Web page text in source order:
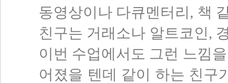
동영상이나 다큐멘터리, 책
친구는 거래소나 알트코인,
이번 수업에서도 그런 느낌
어졌을 텐데 같이 하는 친구